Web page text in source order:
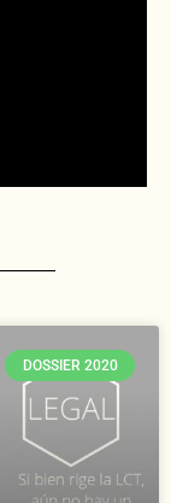
DOSSIER 2020